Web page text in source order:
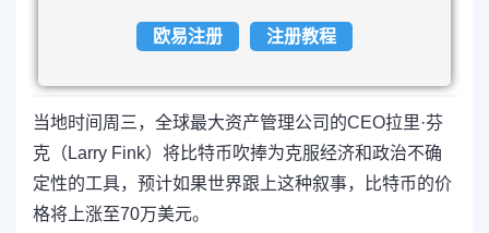
欧易注册 注册教程
当地时间周三，全球最大资产管理公司的CEO拉里·芬
克（Larry Fink）将比特币吹捧为克服经济和政治不确
定性的工具，预计如果世界跟上这种叙事，比特币的价
格将上涨至70万美元。